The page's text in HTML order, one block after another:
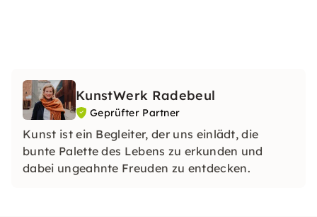
KunstWerk Radebeul
Geprüfter Partner
Kunst ist ein Begleiter, der uns einlädt, die
bunte Palette des Lebens zu erkunden und
dabei ungeahnte Freuden zu entdecken.